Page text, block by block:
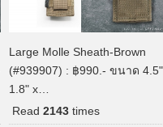
Large Molle Sheath-Brown
(#939907) : ฿990.- ขนาด
1.8" x…
Read 2143times